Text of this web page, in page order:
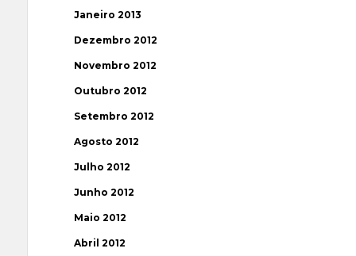
Janeiro 2013
Dezembro 2012
Novembro 2012
Outubro 2012
Setembro 2012
Agosto 2012
Julho 2012
Junho 2012
Maio 2012
Abril 2012